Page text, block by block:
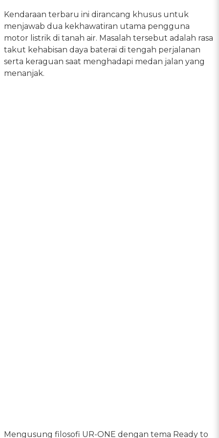
Kendaraan terbaru ini dirancang khusus untuk
menjawab dua kekhawatiran utama pengguna
motor listrik di tanah air. Masalah tersebut adalah rasa
takut kehabisan daya baterai di tengah perjalanan
serta keraguan saat menghadapi medan jalan yang
menanjak.
Mengusung filosofi UR-ONE dengan tema Ready to